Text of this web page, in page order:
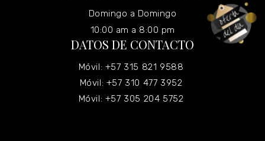
Domingo a Domingo
10:00 am a 8:00 pm
DATOS DE CONTACTO
Móvil: +57 315 821 9588
Móvil: +57 310 477 3952
Móvil: +57 305 204 5752